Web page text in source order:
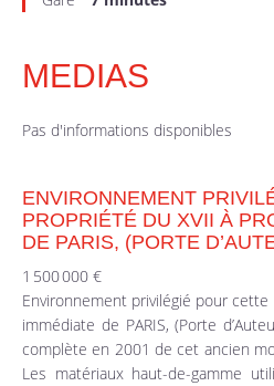
MEDIAS
Pas d'informations disponibles
ENVIRONNEMENT
PROPRIÉTÉ DU XVII À
DE PARIS, (PORTE
1 500 000 €
Environnement privilégié pour
immédiate de PARIS, (Porte
complète en 2001 de cet ancien
Les matériaux haut-de-gamme